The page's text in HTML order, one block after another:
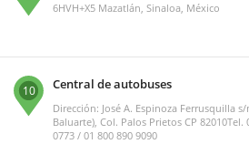
6HVH+X5 Mazatlán, Sinaloa, México
10 Central de autobuses
Dirección: José A. Espinoza Ferrusquilla
Baluarte), Col. Palos Prietos CP 82010Tel.
0773 / 01 800 890 9090